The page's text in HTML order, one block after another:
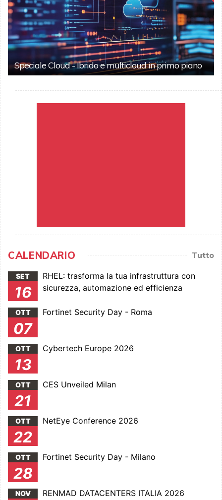
Speciale Cloud - Ibrido e multicloud in primo piano
CALENDARIO Tutto
SET
16
RHEL: trasforma la tua infrastruttura con
sicurezza, automazione ed efficienza
OTT
07
Fortinet Security Day - Roma
OTT
13
Cybertech Europe 2026
OTT
21
CES Unveiled Milan
OTT
22
NetEye Conference 2026
OTT
28
Fortinet Security Day - Milano
NOV RENMAD DATACENTERS ITALIA 2026